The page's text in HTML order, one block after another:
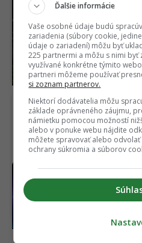
RECENZIASamsung
vyrobil takmer najlepší
smartfón. Pokazil ho
však tým najdôležitejším
(RECENZIA)
Vedci naučili teplo prúdiť
ako svetlo v optickom
Ďalšie informácie
Vaše osobné údaje budú
zariadenia (súbory cookie,
údaje o zariadení) môžu byť
225 partnermi a môžu s nimi
využívané konkrétne týmito
partneri môžeme používať
si zoznam partnerov.
Niektorí dodávatelia môžu
základe oprávneného záujmu,
námietku pomocou možností
alebo v ponuke webu nájdite
môžete spravovať alebo odvolať
ochrany súkromia a súborov